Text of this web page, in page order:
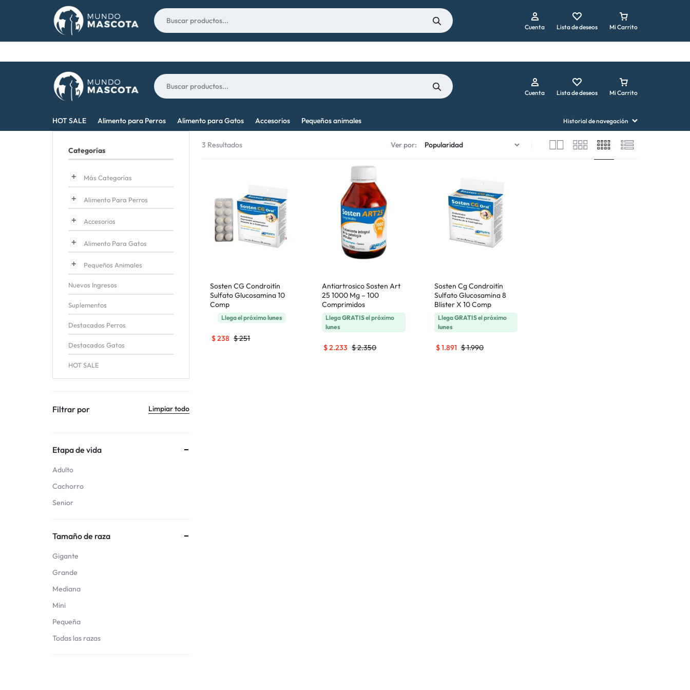
Nosotros
MASCOTA
MEJOR
PARA
TU
MASCOTA
Cuenta Lista de deseos Mi Carrito
HOT SALE Alimento para Perros Alimento para Gatos Accesorios Pequeños animales Historial de navegación
Cuenta Lista de deseos Mi Carrito
3 Resultados Ver por:
Sosten CG Condroitín
Sulfato Glucosamina 10
Comp
Llega el próximolunes
$251
$238
Antiartrosico Sosten Art
25 1000 Mg – 100
Comprimidos
LlegaGRATISel próximo
lunes
$2.350
$2.233
Sosten Cg Condroitín
Sulfato Glucosamina 8
Blister X 10 Comp
LlegaGRATISel próximo
lunes
$1.990
$1.891
Categorías
Más Categorías
Alimento Para Perros
Accesorios
Alimento Para Gatos
Pequeños Animales
Nuevos Ingresos
Suplementos
Destacados Perros
Destacados Gatos
HOT SALE
Filtrar por Limpiar todo
Etapa de vida
Adulto
Cachorro
Senior
Tamaño de raza
Gigante
Grande
Mediana
Mini
Pequeña
Todas las razas